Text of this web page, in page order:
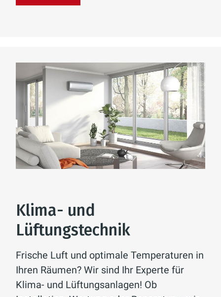
Klima- und
Lüftungstechnik
Frische Luft und optimale Temperaturen in
Ihren Räumen? Wir sind Ihr Experte für
Klima- und Lüftungsanlagen! Ob